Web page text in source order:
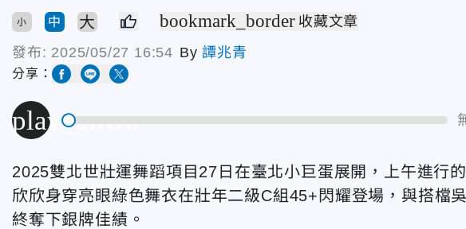
小 中 大 bookmark_border 收藏文章
發布: 2025/05/27 16:54 By譚兆青
分享：
play_arrow
2025雙北世壯運舞蹈項目27日在臺北小巨蛋展開，上午進行
欣欣身穿亮眼綠色舞衣在壯年二級C組45+閃耀登場，與搭檔
終奪下銀牌佳績。